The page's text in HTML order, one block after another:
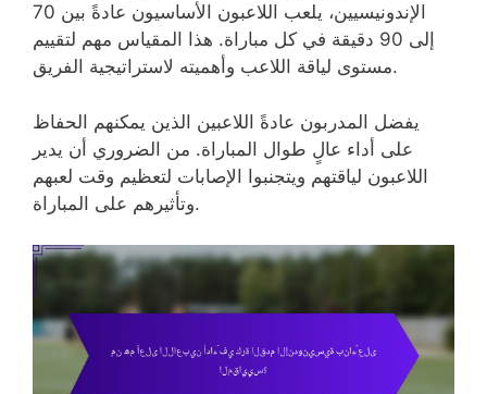
الإندونيسيين، يلعب اللاعبون الأساسيون عادةً بين 70
إلى 90 دقيقة في كل مباراة. هذا المقياس مهم لتقييم
مستوى لياقة اللاعب وأهميته لاستراتيجية الفريق.
يفضل المدربون عادةً اللاعبين الذين يمكنهم الحفاظ
على أداء عالٍ طوال المباراة. من الضروري أن يدير
اللاعبون لياقتهم ويتجنبوا الإصابات لتعظيم وقت لعبهم
وتأثيرهم على المباراة.